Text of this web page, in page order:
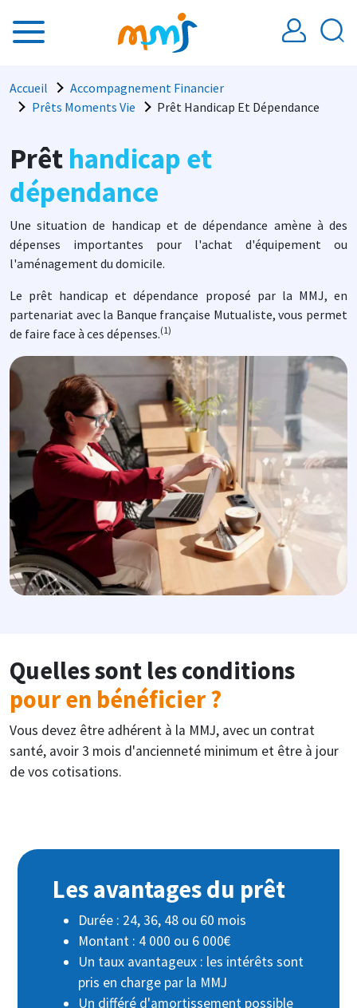
Fil d'Ariane
Accueil
Accompagnement Financier
Prêts Moments Vie
Prêt Handicap Et Dépendance
Prêt handicap et
dépendance
Une situation de handicap et de dépendance amène à des
dépenses importantes pour l'achat d'équipement ou
l'aménagement du domicile.
Le prêt handicap et dépendance proposé par la MMJ, en
partenariat avec la Banque française Mutualiste, vous permet
de faire face à ces dépenses.(1)
Image
Quelles sont les conditions
pour en bénéficier ?
Vous devez être adhérent à la MMJ, avec un contrat
santé, avoir 3 mois d'ancienneté minimum et être à jour
de vos cotisations.
Les avantages du prêt
Durée : 24, 36, 48 ou 60 mois
Montant : 4 000 ou 6 000€
Un taux avantageux : les intérêts sont
pris en charge par la MMJ
Un différé d'amortissement possible